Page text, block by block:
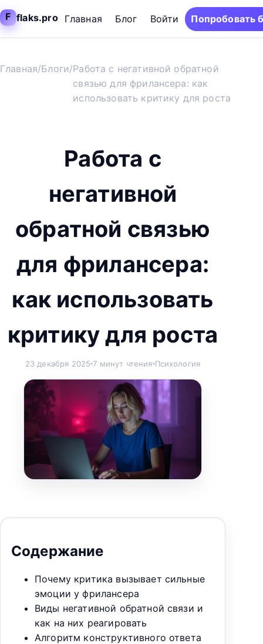
F flaks.pro Главная Блог Войти Попробовать
Главная/Блоги/Работа с негативной обратной
связью для фрилансера: как
использовать критику для роста
Работа с
негативной
обратной связью
для фрилансера:
как использовать
критику для роста
23 декабря 2025 7 минут чтения Психология
Содержание
Почему критика вызывает сильные
эмоции у фрилансера
Виды негативной обратной связи и
как на них реагировать
Алгоритм конструктивного ответа